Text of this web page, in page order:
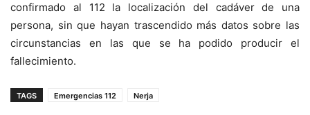
confirmado al 112 la localización del cadáver de una
persona, sin que hayan trascendido más datos sobre las
circunstancias en las que se ha podido producir el
fallecimiento.
TAGS Emergencias 112 Nerja